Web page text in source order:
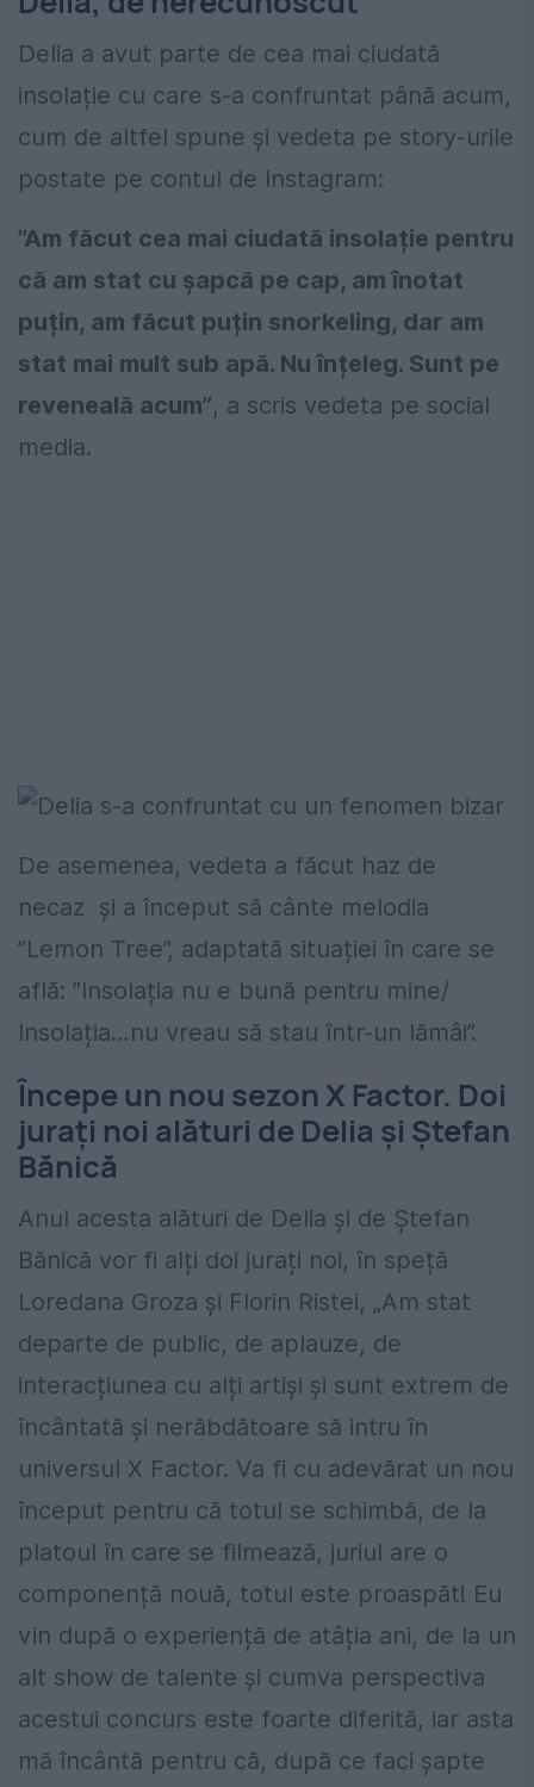
Delia a avut parte de cea mai ciudată
insolație cu care s-a confruntat până acum,
cum de altfel spune și vedeta pe story-urile
postate pe contul de Instagram:
”Am făcut cea mai ciudată insolație pentru
că am stat cu șapcă pe cap, am înotat
puțin, am făcut puțin snorkeling, dar am
stat mai mult sub apă. Nu înțeleg. Sunt pe
reveneală acum”, a scris vedeta pe social
media.
De asemenea, vedeta a făcut haz de
necaz și a început să cânte melodia
”Lemon Tree”, adaptată situației în care se
află: ”Insolația nu e bună pentru mine/
Insolația…nu vreau să stau într-un lămâi”.
Începe un nou sezon X Factor. Doi
jurați noi alături de Delia și Ștefan
Bănică
Anul acesta alături de Delia și de Ștefan
Bănică vor fi alți doi jurați noi, în speță
Loredana Groza și Florin Ristei, „Am stat
departe de public, de aplauze, de
interacțiunea cu alți artiși și sunt extrem de
încântată și nerăbdătoare să intru în
universul X Factor. Va fi cu adevărat un nou
început pentru că totul se schimbă, de la
platoul în care se filmează, juriul are o
componență nouă, totul este proaspăt! Eu
vin după o experiență de atâția ani, de la un
alt show de talente și cumva perspectiva
acestui concurs este foarte diferită, iar asta
mă încântă pentru că, după ce faci șapte